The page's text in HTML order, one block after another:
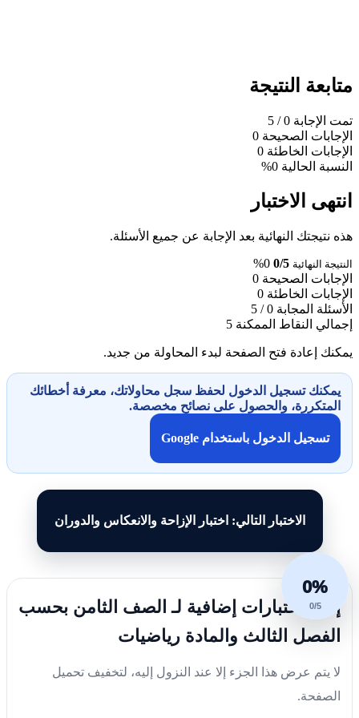
متابعة النتيجة
تمت الإجابة 0
/ 5
الإجابات الصحيحة 0
الإجابات الخاطئة 0
النسبة الحالية 0%
انتهى الاختبار
هذه نتيجتك النهائية بعد الإجابة عن جميع الأسئلة.
النتيجة النهائية 0/5
0%
الإجابات الصحيحة 0
الإجابات الخاطئة 0
الأسئلة المجابة 0 / 5
إجمالي النقاط الممكنة 5
يمكنك إعادة فتح الصفحة لبدء المحاولة من جديد.
يمكنك تسجيل الدخول لحفظ سجل محاولاتك، معرفة أخطائك
المتكررة، والحصول على نصائح مخصصة.
تسجيل الدخول باستخدام Google
الاختبار التالي: اختبار الإزاحة والانعكاس والدوران
0%
0/5
إليك اختبارات إضافية لـ الصف الثامن بحسب
الفصل الثالث والمادة رياضيات
لا يتم عرض هذا الجزء إلا عند النزول إليه، لتخفيف تحميل
الصفحة.